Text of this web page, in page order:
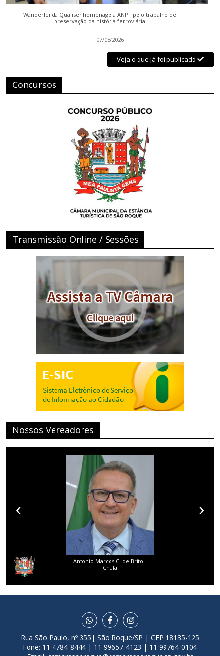
Wanderlei da Qualiser homenageia ANPF pelo trabalho de
preservação da história ferroviária
07/08/2026
Veja o que já foi publicado
Concursos
Transmissão Online / Sessões
Nossos Vereadores
Antonio Marcos C. de Brito -
Chula
‹ ›
Rua São Paulo, nº 355| São Roque/SP | CEP 18135-125
Fone: 11 4784-8444 | 11 99657-4123 | 11 99764-0104